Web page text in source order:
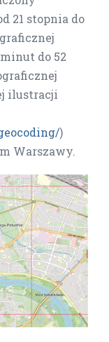
21 stopnia do
do 52
ilustracji
)
Warszawy.